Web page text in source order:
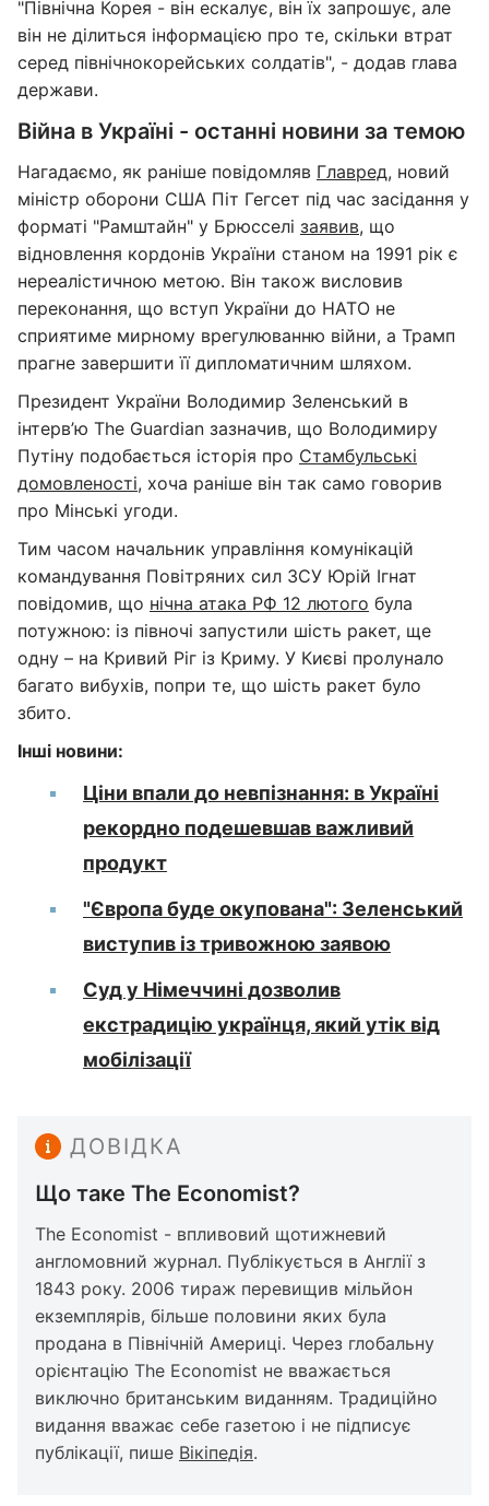
"Північна Корея - він ескалує, він їх запрошує, але
він не ділиться інформацією про те, скільки втрат
серед північнокорейських солдатів", - додав глава
держави.
Війна в Україні - останні новини за темою
Нагадаємо, як раніше повідомляв Главред, новий
міністр оборони США Піт Гегсет під час засідання у
форматі "Рамштайн" у Брюсселі заявив, що
відновлення кордонів України станом на 1991 рік є
нереалістичною метою. Він також висловив
переконання, що вступ України до НАТО не
сприятиме мирному врегулюванню війни, а Трамп
прагне завершити її дипломатичним шляхом.
Президент України Володимир Зеленський в
інтерв’ю The Guardian зазначив, що Володимиру
Путіну подобається історія про Стамбульські
домовленості, хоча раніше він так само говорив
про Мінські угоди.
Тим часом начальник управління комунікацій
командування Повітряних сил ЗСУ Юрій Ігнат
повідомив, що нічна атака РФ 12 лютого була
потужною: із півночі запустили шість ракет, ще
одну – на Кривий Ріг із Криму. У Києві пролунало
багато вибухів, попри те, що шість ракет було
збито.
Інші новини:
Ціни впали до невпізнання: в Україні
рекордно подешевшав важливий
продукт
"Європа буде окупована": Зеленський
виступив із тривожною заявою
Суд у Німеччині дозволив
екстрадицію українця, який утік від
мобілізації
ДОВІДКА
Що таке The Economist?
The Economist - впливовий щотижневий
англомовний журнал. Публікується в Англії з
1843 року. 2006 тираж перевищив мільйон
екземплярів, більше половини яких була
продана в Північній Америці. Через глобальну
орієнтацію The Economist не вважається
виключно британським виданням. Традиційно
видання вважає себе газетою і не підписує
публікації, пише Вікіпедія.